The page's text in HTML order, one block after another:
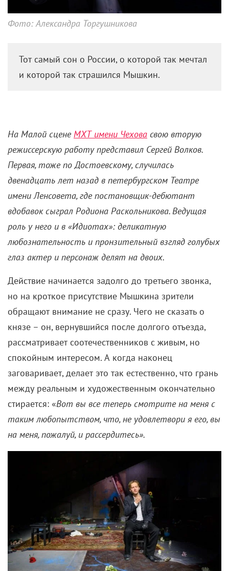
Фото: Александра Торгушникова
Тот самый сон о России, о которой так мечтал
и которой так страшился Мышкин.
На Малой сцене МХТ имени Чехова свою вторую
режиссерскую работу представил Сергей Волков.
Первая, тоже по Достоевскому, случилась
двенадцать лет назад в петербургском Театре
имени Ленсовета, где постановщик-дебютант
вдобавок сыграл Родиона Раскольникова. Ведущая
роль у него и в «Идиотах»: деликатную
любознательность и пронзительный взгляд голубых
глаз актер и персонаж делят на двоих.
Действие начинается задолго до третьего звонка,
но на кроткое присутствие Мышкина зрители
обращают внимание не сразу. Чего не сказать о
князе – он, вернувшийся после долгого отъезда,
рассматривает соотечественников с живым, но
спокойным интересом. А когда наконец
заговаривает, делает это так естественно, что грань
между реальным и художественным окончательно
стирается: «Вот вы все теперь смотрите на меня с
таким любопытством, что, не удовлетвори я его, вы
на меня, пожалуй, и рассердитесь».